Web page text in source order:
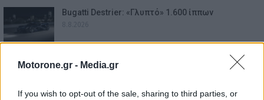
Motorone.gr - Media.gr
If you wish to opt-out of the sale, sharing to third parties, or
Bugatti Destrier: «Γλυπτό» 1.600 ίππων
Ο Alain Favey αποκλειστικά στα Auto Express /
MotorOne: «Δεν…